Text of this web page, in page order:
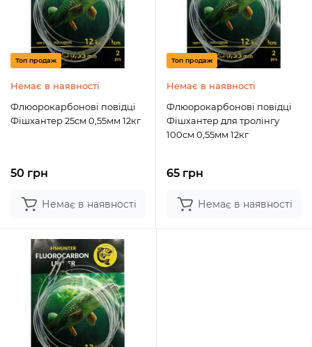
Топ продаж
Немає в наявності
Флюорокарбонові повідці
Фішхантер 25см 0,55мм 12кг
50 грн
Немає в наявності
Топ продаж
Немає в наявності
Флюорокарбонові повідці
Фішхантер для тролінгу
100см 0,55мм 12кг
65 грн
Немає в наявності